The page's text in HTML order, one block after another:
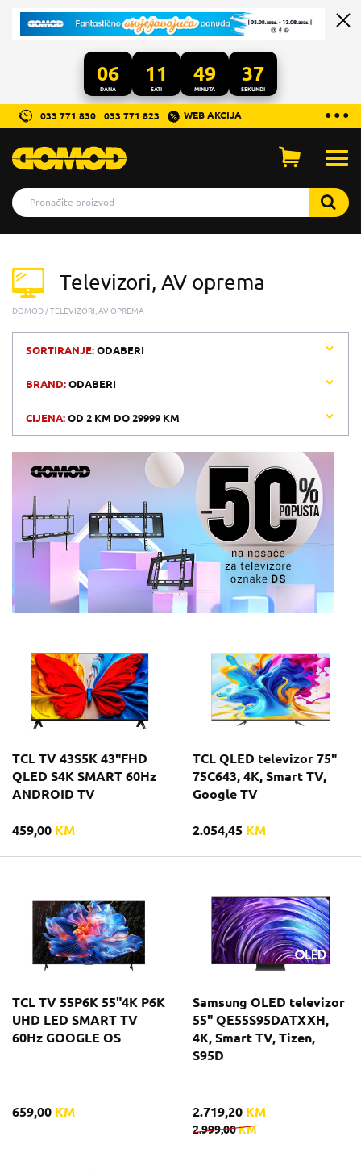
06
DANA
11
SATI
49
MINUTA
37
SEKUNDI
...
● ● ●
033 771 830 033 771 823 WEB AKCIJA
Televizori, AV oprema
DOMOD TELEVIZORI, AV OPREMA
SORTIRANJE:ODABERI
BRAND:ODABERI
CIJENA:OD 2 KM DO29999 KM
TCL TV 43S5K 43"FHD
QLED S4K SMART 60Hz
ANDROID TV
459,00 KM
TCL QLED televizor 75"
75C643, 4K, Smart TV,
Google TV
2.054,45 KM
TCL TV 55P6K 55"4K P6K
UHD LED SMART TV
60Hz GOOGLE OS
659,00 KM
Samsung OLED televizor
55" QE55S95DATXXH,
4K, Smart TV, Tizen,
S95D
2.719,20 KM
2.999,00KM